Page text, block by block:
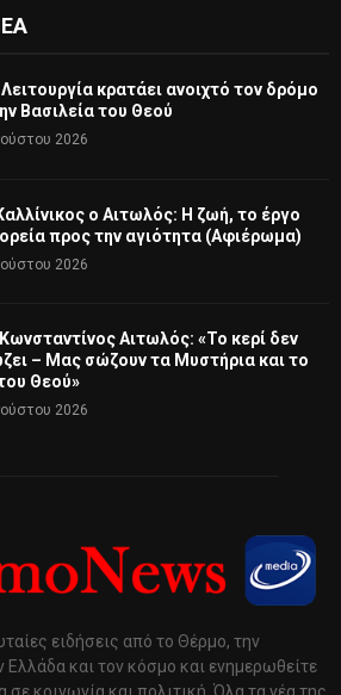
κρατάει ανοιχτό τον δρόμο
Βασιλεία του Θεού
2026
ο Αιτωλός: Η ζωή, το έργο
προς την αγιότητα (Αφιέρωμα)
2026
Αιτωλός: «Το κερί δεν
– Μας σώζουν τα Μυστήρια και το
Θεού»
2026
ειδήσεις από το Θέρμο, την
Ελλάδα και τον κόσμο και ενημερωθείτε
σε κοινωνία και πολιτική. Όλα τα νέα της